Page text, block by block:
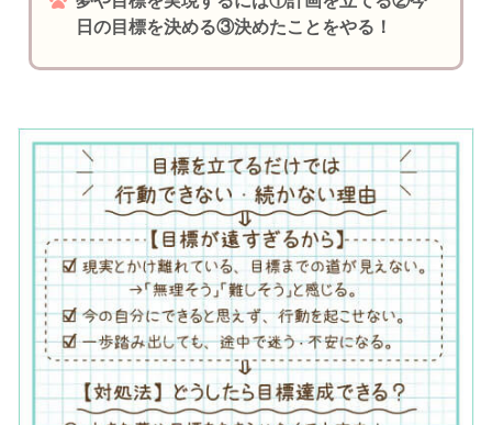
日の目標を決める③決めたことをやる！